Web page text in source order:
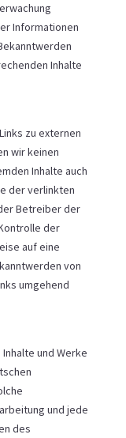
Informationen
Inhalte
zu externen
wir keinen
Inhalte auch
der verlinkten
Betreiber der
der
auf eine
von
umgehend
und Werke
und jede
des